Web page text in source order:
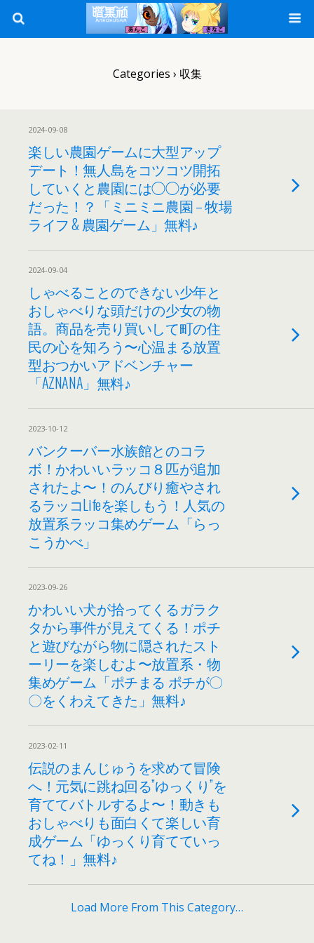
Categories › 収集
2024-09-08
楽しい農園ゲームに大型アップ
デート！無人島をコツコツ開拓
していくと農園には◯◯が必要
だった！？「ミニミニ農園 – 牧場
ライフ & 農園ゲーム」無料♪
2024-09-04
しゃべることのできない少年と
おしゃべりな頭だけの少女の物
語。商品を売り買いして町の住
民の心を知ろう〜心温まる放置
型おつかいアドベンチャー
「AZNANA」無料♪
2023-10-12
バンクーバー水族館とのコラ
ボ！かわいいラッコ８匹が追加
されたよ〜！のんびり癒やされ
るラッコLifeを楽しもう！人気の
放置系ラッコ集めゲーム「らっ
こうかべ」
2023-09-26
かわいい犬が拾ってくるガラク
タから事件が見えてくる！ポチ
と遊びながら物に隠されたスト
ーリーを楽しむよ〜放置系・物
集めゲーム「ポチまる ポチが〇
〇をくわえてきた」無料♪
2023-02-11
伝説のまんじゅうを求めて冒険
へ！元気に跳ね回る”ゆっくり”を
育ててバトルするよ〜！動きも
おしゃべりも面白くて楽しい育
成ゲーム「ゆっくり育てていっ
てね！」無料♪
Load More From This Category…